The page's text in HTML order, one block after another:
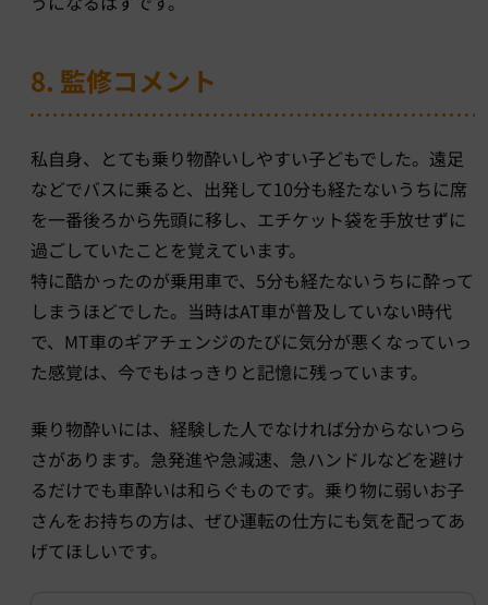
8. 監修コメント
私自身、とても乗り物酔いしやすい子どもでした。遠足
などでバスに乗ると、出発して10分も経たないうちに席
を一番後ろから先頭に移し、エチケット袋を手放せずに
過ごしていたことを覚えています。
特に酷かったのが乗用車で、5分も経たないうちに酔って
しまうほどでした。当時はAT車が普及していない時代
で、MT車のギアチェンジのたびに気分が悪くなっていっ
た感覚は、今でもはっきりと記憶に残っています。
乗り物酔いには、経験した人でなければ分からないつら
さがあります。急発進や急減速、急ハンドルなどを避け
るだけでも車酔いは和らぐものです。乗り物に弱いお子
さんをお持ちの方は、ぜひ運転の仕方にも気を配ってあ
げてほしいです。